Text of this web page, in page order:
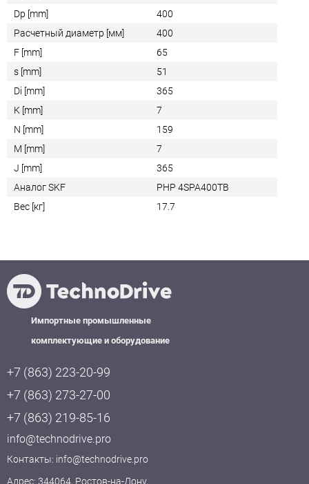
Dp [mm]
400
Расчетный диаметр [мм]
400
F [mm]
65
s [mm]
51
Di [mm]
365
K [mm]
7
N [mm]
159
M [mm]
7
J [mm]
365
Аналог SKF
PHP 4SPA400TB
Вес [кг]
17.7
Импортные промышленные
комплектующие и оборудование
+7 (863) 223-20-99
+7 (863) 273-27-00
+7 (863) 219-85-16
info@technodrive.pro
Контакты: info@technodrive.pro
Адрес: 344064, Ростов-на-Дону,